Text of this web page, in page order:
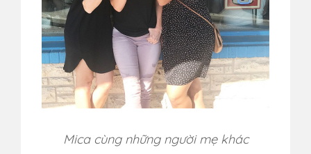
Mica cùng những người mẹ khác